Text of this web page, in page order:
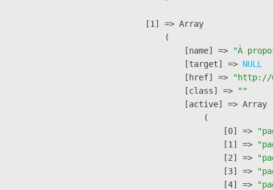
    [1] => Array
        (
            [name] =>
"À
            [target] =>
NULL
            [href] =>
"http://
            [class] =>
""
            [active] => Array
                (
                    [0] =>
                    [1] =>
                    [2] =>
                    [3] =>
                    [4] =>